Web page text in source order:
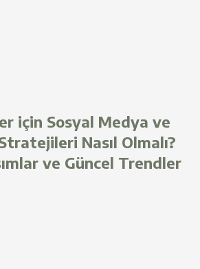
için Sosyal Medya ve
Nasıl Olmalı?
ve Güncel Trendler